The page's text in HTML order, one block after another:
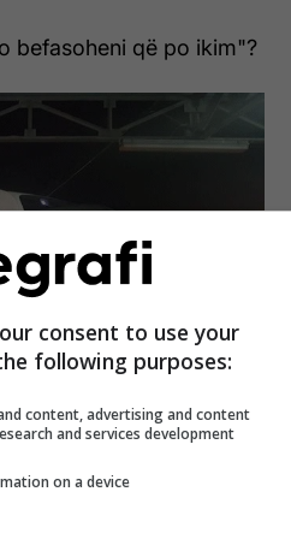
befasoheni që po ikim"?
20 euro. Autobusi qe po
consent to use your
following purposes:
content, advertising and content
and services development
on a device